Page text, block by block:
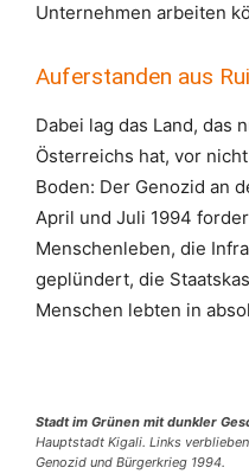
Unternehmen arbeiten
Auferstanden aus
Dabei lag das Land, das
Österreichs hat, vor
Boden: Der Genozid an
April und Juli 1994
Menschenleben, die
geplündert, die
Menschen lebten in
Stadt im Grünen mit dunkler
Hauptstadt Kigali. Links
Genozid und Bürgerkrieg 1994.